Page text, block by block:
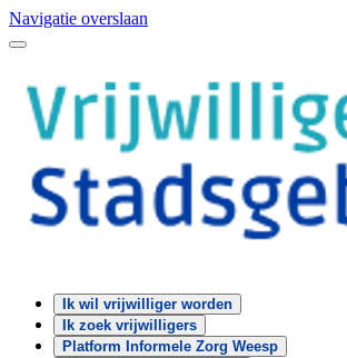
Navigatie overslaan
Ik wil vrijwilliger worden
Ik zoek vrijwilligers
Platform Informele Zorg Weesp